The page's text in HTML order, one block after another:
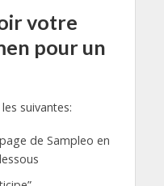
votre
pour un
suivantes:
de Sampleo en